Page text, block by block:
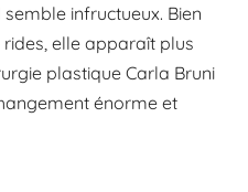
infructueux. Bien
elle apparaît plus
plastique Carla Bruni
énorme et